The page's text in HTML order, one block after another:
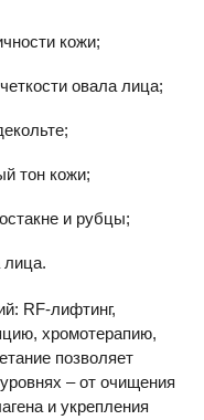
кожи;
овала лица;
тон кожи;
и рубцы;
RF-лифтинг,
хромотерапию,
позволяет
– от очищения
и укрепления